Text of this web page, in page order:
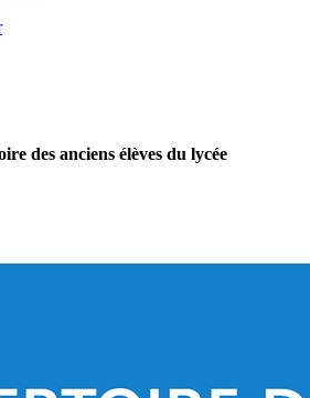
des anciens élèves du lycée